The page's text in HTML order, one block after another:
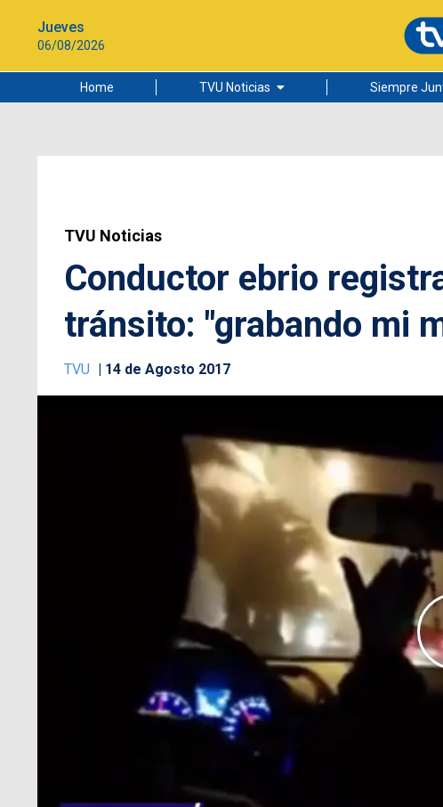
Jueves
06/08/2026
Home TVU Noticias
Ciudad
Siempre
TVU Noticias
Conductor ebrio
tránsito: "grabando mi
TVU 14 de Agosto 2017